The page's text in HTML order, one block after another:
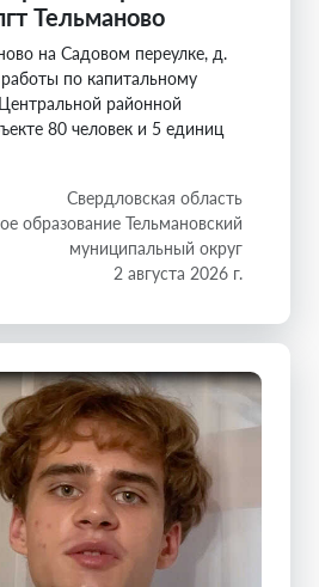
Тельманово
на Садовом переулке, д.
по капитальному
районной
80 человек и 5 единиц
Свердловская область
образование Тельмановский
муниципальный округ
2 августа 2026 г.